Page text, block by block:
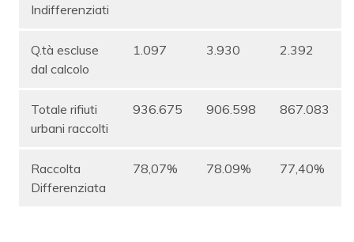
Indifferenziati
Q.tà escluse
dal calcolo
1.097 3.930 2.392
Totale rifiuti
urbani raccolti
936.675 906.598 867.083
Raccolta
Differenziata
78,07% 78.09% 77,40%